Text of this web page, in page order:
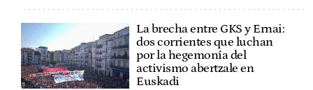
La brecha entre GKS y Ernai:
dos corrientes que luchan
por la hegemonía del
activismo abertzale en
Euskadi